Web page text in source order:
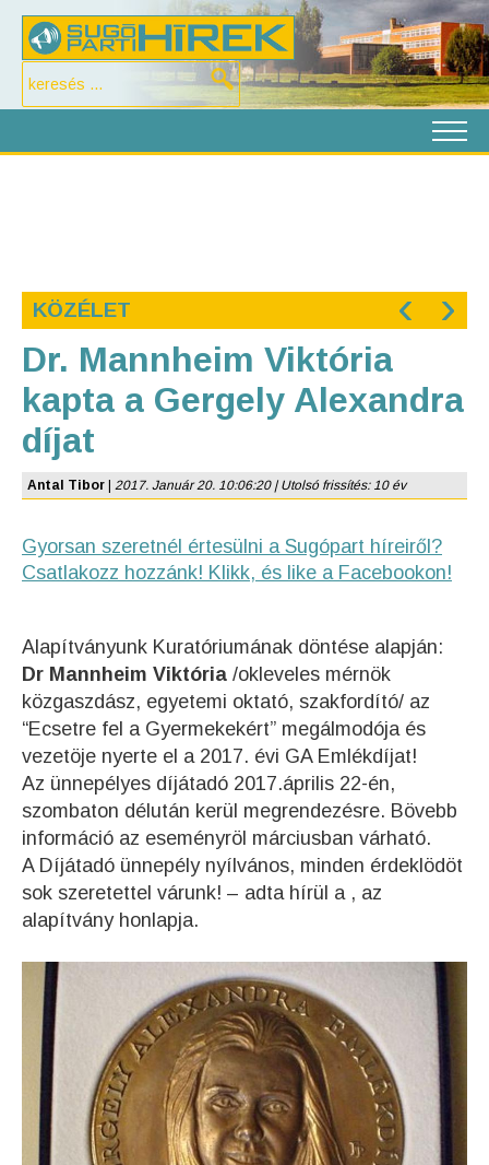
KÖZÉLET ‹ ›
Dr. Mannheim Viktória
kapta a Gergely Alexandra
díjat
Antal Tibor 2017. Január 20. 10:06:20 | Utolsó frissítés: 10 év
Gyorsan szeretnél értesülni a Sugópart híreiről?
Csatlakozz hozzánk! Klikk, és like a Facebookon!
Alapítványunk Kuratóriumának döntése alapján:
Dr Mannheim Viktória /okleveles mérnök
közgaszdász, egyetemi oktató, szakfordító/ az
“Ecsetre fel a Gyermekekért” megálmodója és
vezetöje nyerte el a 2017. évi GA Emlékdíjat!
Az ünnepélyes díjátadó 2017.április 22-én,
szombaton délután kerül megrendezésre. Bövebb
információ az eseményröl márciusban várható.
A Díjátadó ünnepély nyílvános, minden érdeklödöt
sok szeretettel várunk! – adta hírül a , az
alapítvány honlapja.